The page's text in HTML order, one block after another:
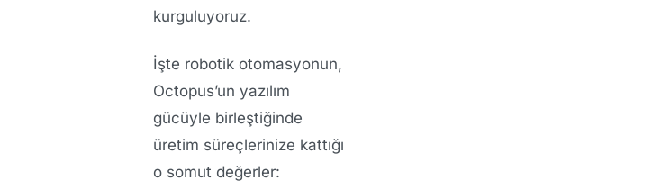
kurguluyoruz.
İşte robotik otomasyonun,
Octopus’un yazılım
gücüyle birleştiğinde
üretim süreçlerinize kattığı
o somut değerler: